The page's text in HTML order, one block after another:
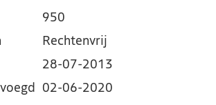
950
Rechtenvrij
28-07-2013
02-06-2020